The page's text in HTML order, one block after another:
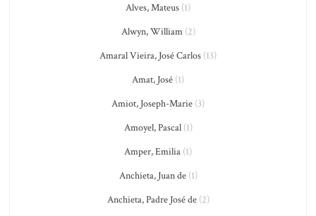
Alves, Mateus (1)
Alwyn, William(2)
Amaral Vieira, José Carlos (13)
Amat, José (1)
Amiot, Joseph-Marie (3)
Amoyel, Pascal(1)
Amper, Emilia (1)
Anchieta, Juan de(1)
Anchieta, Padre José de(2)